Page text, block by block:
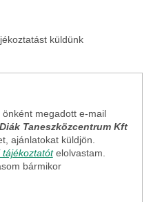
küldünk
megadott e-mail
Taneszközcentrum Kft
ajánlatokat küldjön.
elolvastam.
bármikor